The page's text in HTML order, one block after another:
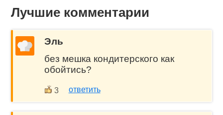
Лучшие комментарии
Эль
без мешка кондитерского как
обойтись?
3 ответить